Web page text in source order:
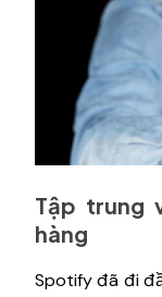
Tập trung
hàng
Spotify đã đi